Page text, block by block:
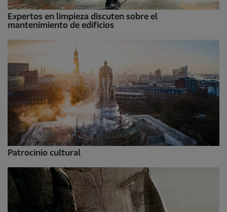
Expertos en limpieza discuten sobre el
mantenimiento de edificios
Patrocinio cultural